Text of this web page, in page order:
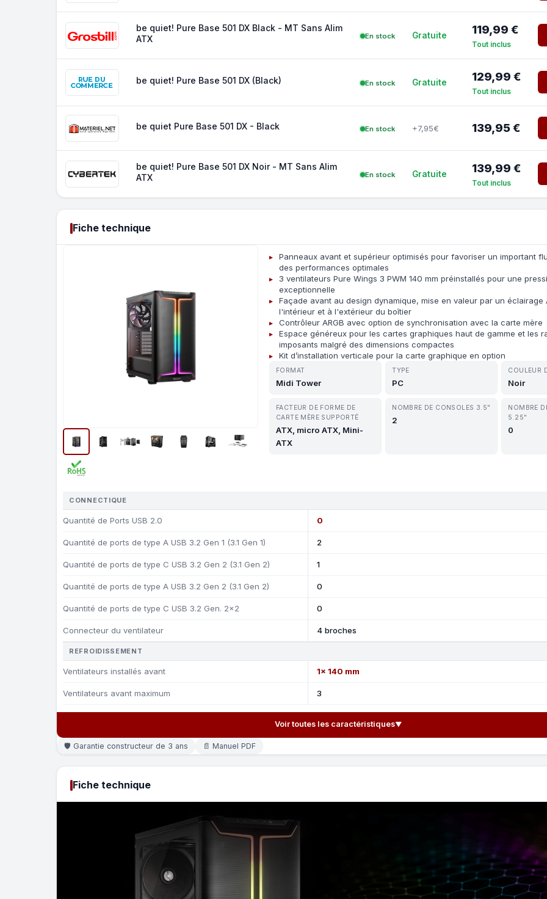
be quiet! Pure Base 501 DX Black - MT Sans Alim
ATX
En stock Gratuite 119,99 €
Tout inclus
be quiet! Pure Base 501 DX (Black) En stock Gratuite 129,99 €
Tout inclus
be quiet Pure Base 501 DX - Black En stock +7,95€ 139,95 €
be quiet! Pure Base 501 DX Noir - MT Sans Alim
ATX
En stock Gratuite 139,99 €
Tout inclus
Fiche technique
Panneaux avant et supérieur optimisés pour favoriser un important
des performances optimales
3 ventilateurs Pure Wings 3 PWM 140 mm préinstallés pour une
exceptionnelle
Façade avant au design dynamique, mise en valeur par un éclairage
l'intérieur et à l'extérieur du boîtier
Contrôleur ARGB avec option de synchronisation avec la carte mère
Espace généreux pour les cartes graphiques haut de gamme et les
imposants malgré des dimensions compactes
Kit d’installation verticale pour la carte graphique en option
FORMAT
Midi Tower
TYPE
PC
COULEUR
Noir
FACTEUR DE FORME DE
CARTE MÈRE SUPPORTÉ
ATX, micro ATX, Mini-
ATX
NOMBRE DE CONSOLES 3.5"
2
NOMBRE
5.25"
0
CONNECTIQUE
Quantité de Ports USB 2.0 0
Quantité de ports de type A USB 3.2 Gen 1 (3.1 Gen 1) 2
Quantité de ports de type C USB 3.2 Gen 2 (3.1 Gen 2) 1
Quantité de ports de type A USB 3.2 Gen 2 (3.1 Gen 2) 0
Quantité de ports de type C USB 3.2 Gen. 2x2 0
Connecteur du ventilateur 4 broches
REFROIDISSEMENT
Ventilateurs installés avant 1x 140 mm
Ventilateurs avant maximum 3
Voir toutes les caractéristiques▼
🛡 Garantie constructeur de 3 ans 📄 Manuel PDF
Fiche technique